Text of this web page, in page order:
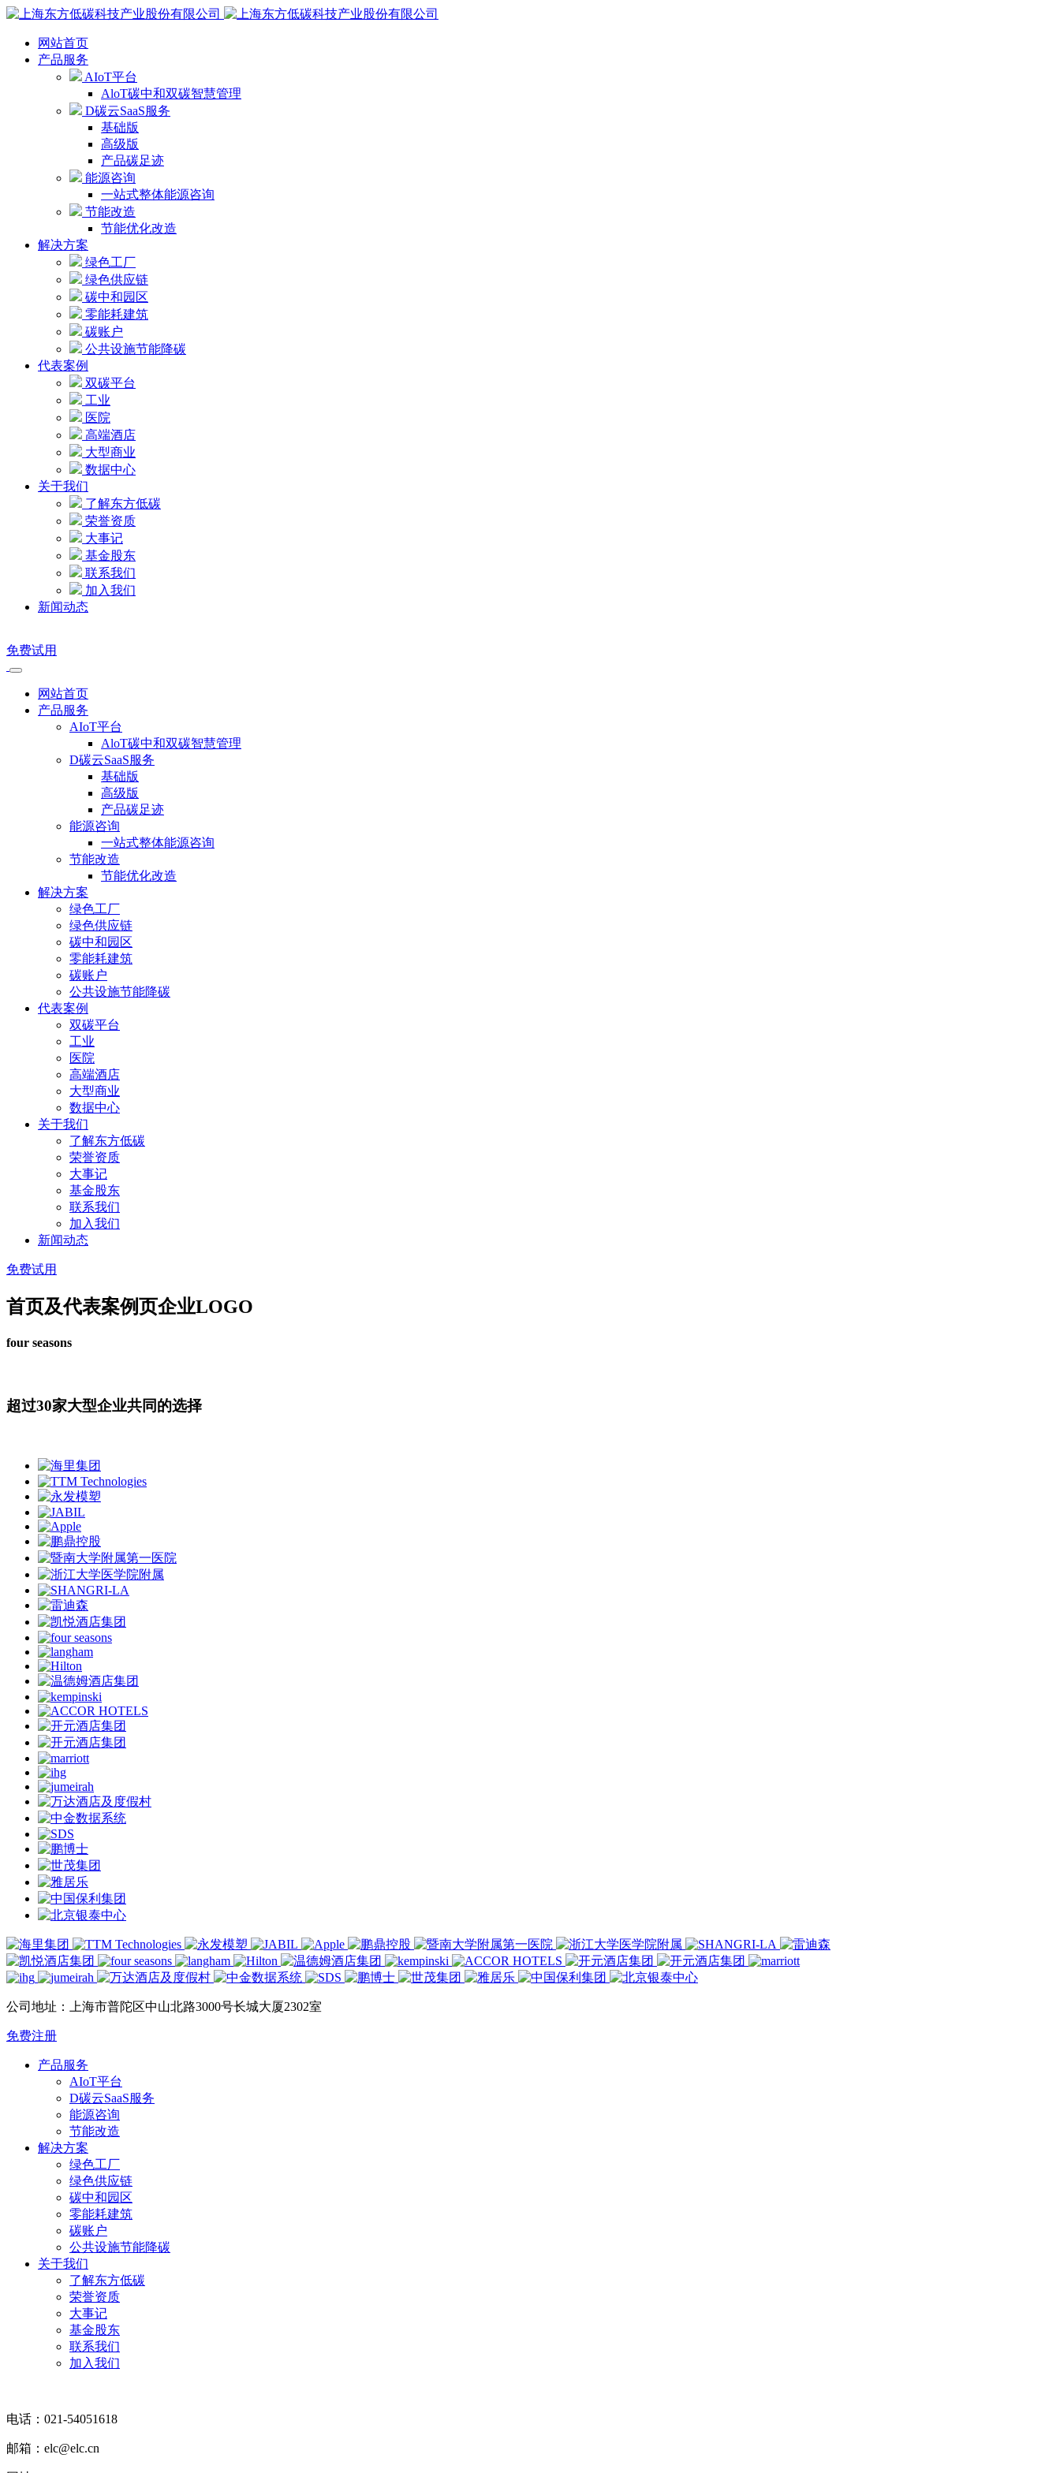
网站首页
产品服务
AIoT平台
AloT碳中和双碳智慧管理
D碳云SaaS服务
基础版
高级版
产品碳足迹
能源咨询
一站式整体能源咨询
节能改造
节能优化改造
解决方案
绿色工厂
绿色供应链
碳中和园区
零能耗建筑
碳账户
公共设施节能降碳
代表案例
双碳平台
工业
医院
高端酒店
大型商业
数据中心
关于我们
了解东方低碳
荣誉资质
大事记
基金股东
联系我们
加入我们
新闻动态
免费试用
网站首页
产品服务
AIoT平台
AloT碳中和双碳智慧管理
D碳云SaaS服务
基础版
高级版
产品碳足迹
能源咨询
一站式整体能源咨询
节能改造
节能优化改造
解决方案
绿色工厂
绿色供应链
碳中和园区
零能耗建筑
碳账户
公共设施节能降碳
代表案例
双碳平台
工业
医院
高端酒店
大型商业
数据中心
关于我们
了解东方低碳
荣誉资质
大事记
基金股东
联系我们
加入我们
新闻动态
免费试用
首页及代表案例页企业LOGO
four seasons
超过30家大型企业共同的选择
公司地址：上海市普陀区中山北路3000号长城大厦2302室
免费注册
产品服务
AIoT平台
D碳云SaaS服务
能源咨询
节能改造
解决方案
绿色工厂
绿色供应链
碳中和园区
零能耗建筑
碳账户
公共设施节能降碳
关于我们
了解东方低碳
荣誉资质
大事记
基金股东
联系我们
加入我们
电话：021-54051618
邮箱：elc@elc.cn